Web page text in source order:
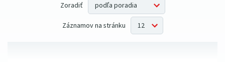
Zoradiť
Záznamov na stránku